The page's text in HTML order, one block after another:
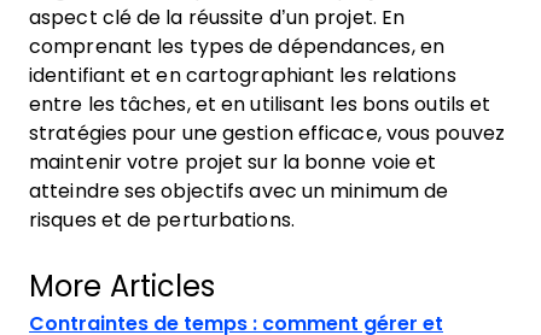
aspect clé de la réussite d’un projet. En
comprenant les types de dépendances, en
identifiant et en cartographiant les relations
entre les tâches, et en utilisant les bons outils et
stratégies pour une gestion efficace, vous pouvez
maintenir votre projet sur la bonne voie et
atteindre ses objectifs avec un minimum de
risques et de perturbations.
More Articles
Contraintes de temps : comment gérer et